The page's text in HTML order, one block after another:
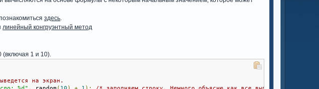
здесь
линейный конгруэнтный метод
1 и 10).
на экран.